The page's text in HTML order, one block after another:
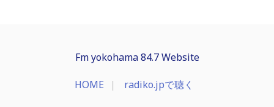
Fm yokohama 84.7 Website
HOME radiko.jpで聴く